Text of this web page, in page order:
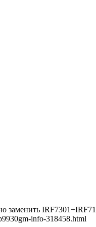
заменить
info-318458.html